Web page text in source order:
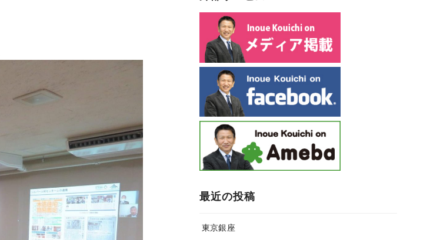
最近の投稿
東京銀座